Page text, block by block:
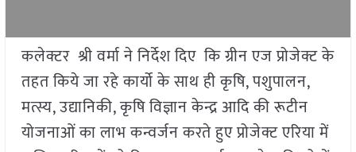
कलेक्टर श्री वर्मा ने निर्देश दिए कि ग्रीन एज प्रोजेक्ट के
तहत किये जा रहे कार्यो के साथ ही कृषि, पशुपालन,
मत्स्य, उद्यानिकी, कृषि विज्ञान केन्द्र आदि की रूटीन
योजनाओं का लाभ कन्वर्जन करते हुए प्रोजेक्ट एरिया में